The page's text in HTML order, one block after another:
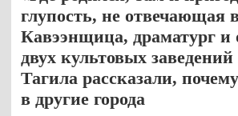
глупость, не отвечающая
Кавээнщица, драматург и
двух культовых
Тагила рассказали,
в другие города